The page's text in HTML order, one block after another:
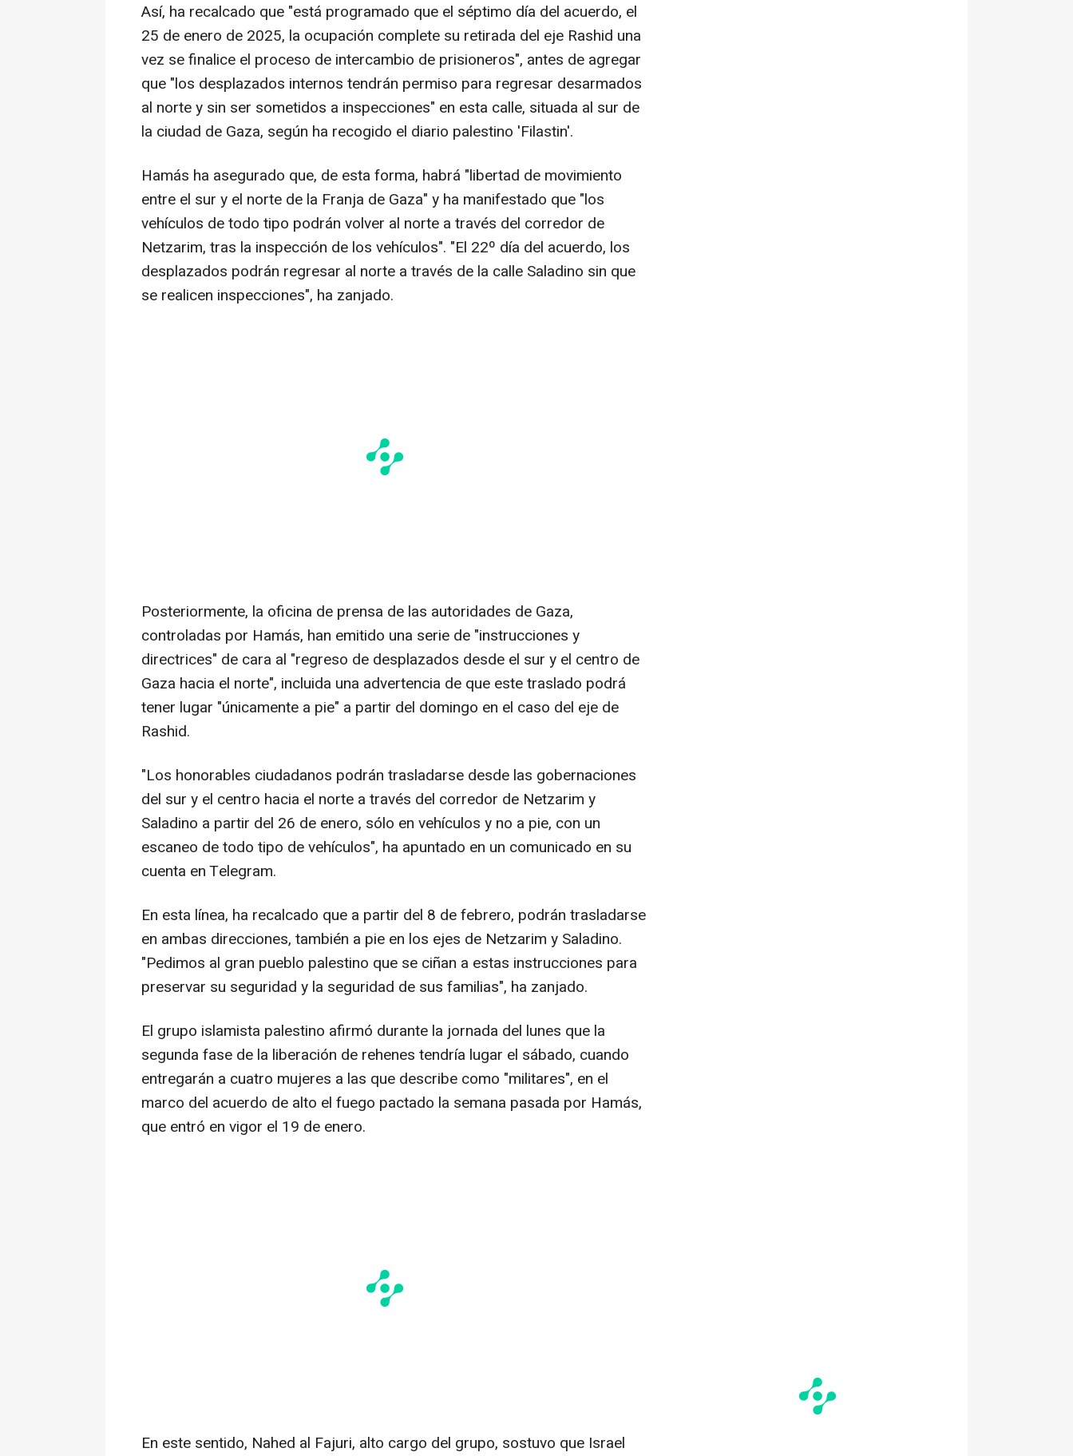
Así, ha recalcado que "está programado que el séptimo día del acuerdo, el
25 de enero de 2025, la ocupación complete su retirada del eje Rashid una
vez se finalice el proceso de intercambio de prisioneros", antes de agregar
que "los desplazados internos tendrán permiso para regresar desarmados
al norte y sin ser sometidos a inspecciones" en esta calle, situada al sur de
la ciudad de Gaza, según ha recogido el diario palestino 'Filastin'.
Hamás ha asegurado que, de esta forma, habrá "libertad de movimiento
entre el sur y el norte de la Franja de Gaza" y ha manifestado que "los
vehículos de todo tipo podrán volver al norte a través del corredor de
Netzarim, tras la inspección de los vehículos". "El 22º día del acuerdo, los
desplazados podrán regresar al norte a través de la calle Saladino sin que
se realicen inspecciones", ha zanjado.
Posteriormente, la oficina de prensa de las autoridades de Gaza,
controladas por Hamás, han emitido una serie de "instrucciones y
directrices" de cara al "regreso de desplazados desde el sur y el centro de
Gaza hacia el norte", incluida una advertencia de que este traslado podrá
tener lugar "únicamente a pie" a partir del domingo en el caso del eje de
Rashid.
"Los honorables ciudadanos podrán trasladarse desde las gobernaciones
del sur y el centro hacia el norte a través del corredor de Netzarim y
Saladino a partir del 26 de enero, sólo en vehículos y no a pie, con un
escaneo de todo tipo de vehículos", ha apuntado en un comunicado en su
cuenta en Telegram.
En esta línea, ha recalcado que a partir del 8 de febrero, podrán trasladarse
en ambas direcciones, también a pie en los ejes de Netzarim y Saladino.
"Pedimos al gran pueblo palestino que se ciñan a estas instrucciones para
preservar su seguridad y la seguridad de sus familias", ha zanjado.
El grupo islamista palestino afirmó durante la jornada del lunes que la
segunda fase de la liberación de rehenes tendría lugar el sábado, cuando
entregarán a cuatro mujeres a las que describe como "militares", en el
marco del acuerdo de alto el fuego pactado la semana pasada por Hamás,
que entró en vigor el 19 de enero.
En este sentido, Nahed al Fajuri, alto cargo del grupo, sostuvo que Israel